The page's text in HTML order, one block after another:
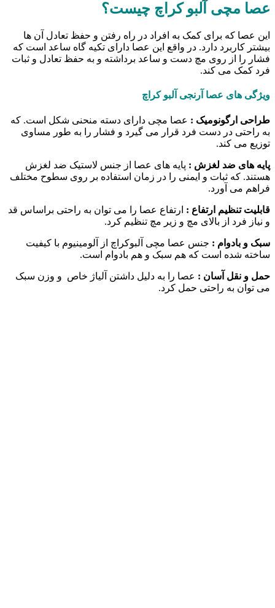
عصا مچی آلبو کراچ چیست؟
این عصا که برای کمک به افراد در راه رفتن و حفظ تعادل آن ها
بیشتر کاربرد دارد. در واقع این عصا دارای تکیه گاه ساعد است که
فشار را از روی مچ دست و ساعد برداشته و به حفظ تعادل و ثبات
فرد کمک می کند.
ویژگی های عصا آرنجی آلبو کراچ
طراحی ارگونومیک : عصا مچی دارای دسته منحنی شکل است. که
به راحتی در دست فرد قرار می گیرد و فشار را به طور مساوی
توزیع می کند.
پایه های ضد لغزش : پایه های عصا از جنس لاستیک ضد لغزش
هستند. که ثبات و ایمنی را در زمان استفاده بر روی سطوح مختلف
فراهم می آورد.
قابلیت تنظیم ارتفاع : ارتفاع عصا را می توان به راحتی براساس قد
و نیاز فرد از بالای مچ و زیر مچ تنظیم کرد.
سبک و بادوام : جنس عصا مچی آلبوکراچ از آلومینیوم با کیفیت
ساخته شده است که هم سبک و هم بادوام است.
حمل و نقل آسان : عصا را به دلیل داشتن آلیاژ خاص و وزن سبک
می توان به راحتی حمل کرد.